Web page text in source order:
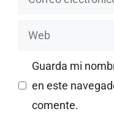
Web
Guarda mi
en este
comente.